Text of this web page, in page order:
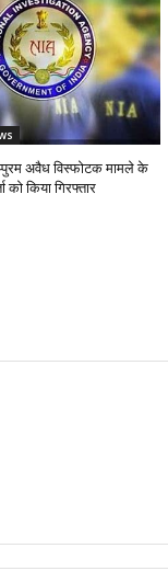
अवैध विस्फोटक मामले के
को किया गिरफ्तार